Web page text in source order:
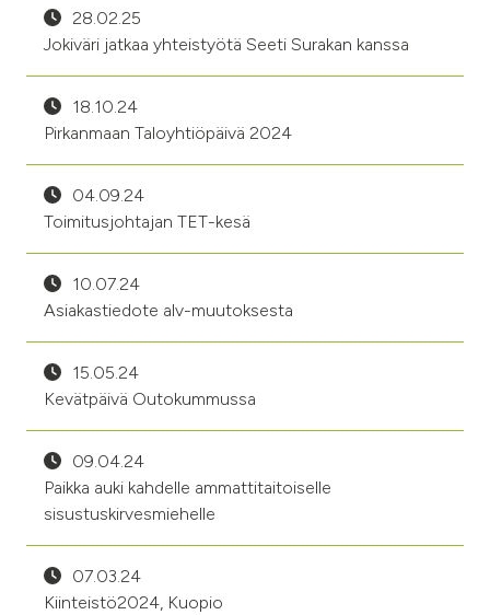
28.02.25
Jokiväri jatkaa yhteistyötä Seeti Surakan kanssa
18.10.24
Pirkanmaan Taloyhtiöpäivä 2024
04.09.24
Toimitusjohtajan TET-kesä
10.07.24
Asiakastiedote alv-muutoksesta
15.05.24
Kevätpäivä Outokummussa
09.04.24
Paikka auki kahdelle ammattitaitoiselle
sisustuskirvesmiehelle
07.03.24
Kiinteistö2024, Kuopio